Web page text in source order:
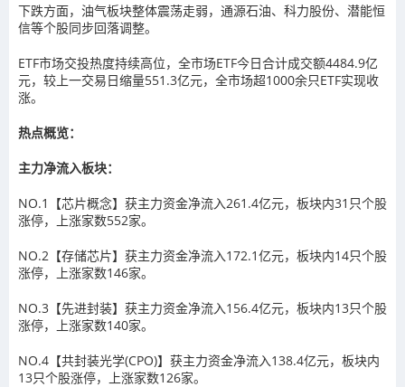
下跌方面，油气板块整体震荡走弱，通源石油、科力股份、潜能恒
信等个股同步回落调整。
ETF市场交投热度持续高位，全市场ETF今日合计成交额4484.9亿
元，较上一交易日缩量551.3亿元，全市场超1000余只ETF实现收
涨。
热点概览：
主力净流入板块：
NO.1【芯片概念】获主力资金净流入261.4亿元，板块内31只个股
涨停，上涨家数552家。
NO.2【存储芯片】获主力资金净流入172.1亿元，板块内14只个股
涨停，上涨家数146家。
NO.3【先进封装】获主力资金净流入156.4亿元，板块内13只个股
涨停，上涨家数140家。
NO.4【共封装光学(CPO)】获主力资金净流入138.4亿元，板块内
13只个股涨停，上涨家数126家。